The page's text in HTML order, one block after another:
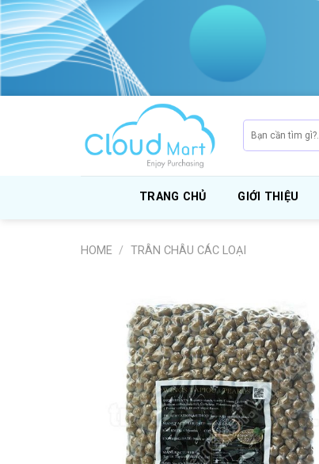
Skip
to
content
for:
TRANG CHỦ GIỚI THIỆU
HOME / TRÂN CHÂU CÁC LOẠI